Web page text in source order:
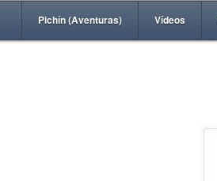
Pichín (Aventuras) Vídeos